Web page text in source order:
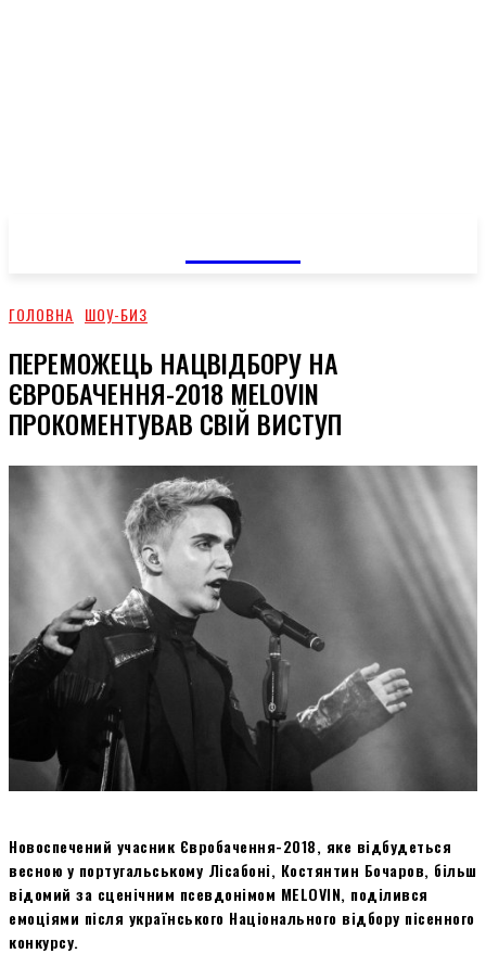
ГОЛОВНА ШОУ-БИЗ
ПЕРЕМОЖЕЦЬ НАЦВІДБОРУ НА
ЄВРОБАЧЕННЯ-2018 MELOVIN
ПРОКОМЕНТУВАВ СВІЙ ВИСТУП
Новоспечений учасник Євробачення-2018, яке відбудеться
весною у португальському Лісабоні, Костянтин Бочаров, більш
відомий за сценічним псевдонімом MELOVIN, поділився
емоціями після українського Національного відбору пісенного
конкурсу.